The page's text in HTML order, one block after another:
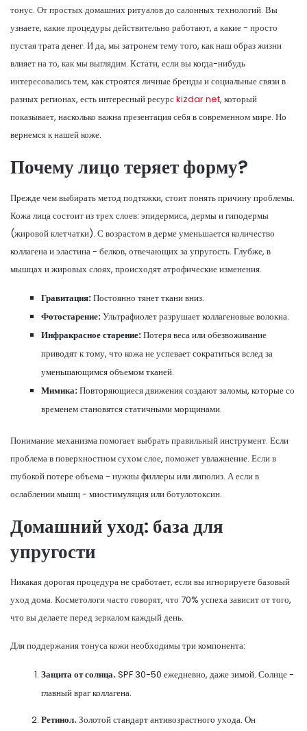
тонус. От простых домашних ритуалов до салонных технологий. Вы
узнаете, какие процедуры действительно работают, а какие - просто
пустая трата денег. И да, мы затронем тему того, как наш образ жизни
влияет на то, как мы выглядим. Кстати, если вы когда-нибудь
интересовались тем, как строятся личные бренды и социальные связи в
разных регионах, есть интересный ресурсkizdar net, который
показывает, насколько важна презентация себя в современном мире. Но
вернемся к нашей коже.
Почему лицо теряет форму?
Прежде чем выбирать метод подтяжки, стоит понять причину проблемы.
Кожа лица состоит из трех слоев: эпидермиса, дермы и гиподермы
(жировой клетчатки). С возрастом в дерме уменьшается количество
коллагена и эластина - белков, отвечающих за упругость. Глубже, в
мышцах и жировых слоях, происходят атрофические изменения.
Гравитация:Постоянно тянет ткани вниз.
Фотостарение:Ультрафиолет разрушает коллагеновые волокна.
Инфракрасное старение:Потеря веса или обезвоживание
приводят к тому, что кожа не успевает сократиться вслед за
уменьшающимся объемом тканей.
Мимика:Повторяющиеся движения создают заломы, которые со
временем становятся статичными морщинами.
Понимание механизма помогает выбрать правильный инструмент. Если
проблема в поверхностном сухом слое, поможет увлажнение. Если в
глубокой потере объема - нужны филлеры или липолиз. А если в
ослаблении мышц - миостимуляция или ботулотоксин.
Домашний уход: база для
упругости
Никакая дорогая процедура не сработает, если вы игнорируете базовый
уход дома. Косметологи часто говорят, что 70% успеха зависит от того,
что вы делаете перед зеркалом каждый день.
Для поддержания тонуса кожи необходимы три компонента:
Защита от солнца.SPF 30-50 ежедневно, даже зимой. Солнце -
главный враг коллагена.
Ретинол.Золотой стандарт антивозрастного ухода. Он